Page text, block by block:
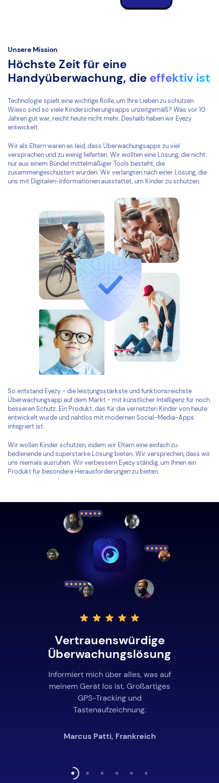
Unsere Mission
Höchste Zeit für eine
Handyüberwachung, die effektiv ist
Technologie spielt eine wichtige Rolle, um Ihre Lieben zu schützen.
Wieso sind so viele Kindersicherungsapps unzeitgemäß? Was vor 10
Jahren gut war, reicht heute nicht mehr. Deshalb haben wir Eyezy
entwickelt.
Wir als Eltern waren es leid, dass Überwachungsapps zu viel
versprachen und zu wenig lieferten. Wir wollten eine Lösung, die nicht
nur aus einem Bündel mittelmäßiger Tools besteht, die
zusammengeschustert wurden. Wir verlangten nach einer Lösung, die
uns mit Digitalen-Informationen ausstattet, um Kinder zu schützen.
So entstand Eyezy - die leistungsstärkste und funktionsreichste
Überwachungsapp auf dem Markt - mit künstlicher Intelligenz für noch
besseren Schutz. Ein Produkt, das für die vernetzten Kinder von heute
entwickelt wurde und nahtlos mit modernen Social-Media-Apps
integriert ist.
Wir wollen Kinder schützen, indem wir Eltern eine einfach zu
bedienende und superstarke Lösung bieten. Wir versprechen, dass wir
uns niemals ausruhen. Wir verbessern Eyezy ständig, um Ihnen ein
Produkt für besondere Herausforderungen zu bieten.
Vertrauenswürdige
Überwachungslösung
Informiert mich über alles, was auf
meinem Gerät los ist. Großartiges
GPS-Tracking und
Tastenaufzeichnung.
Marcus Patti, Frankreich